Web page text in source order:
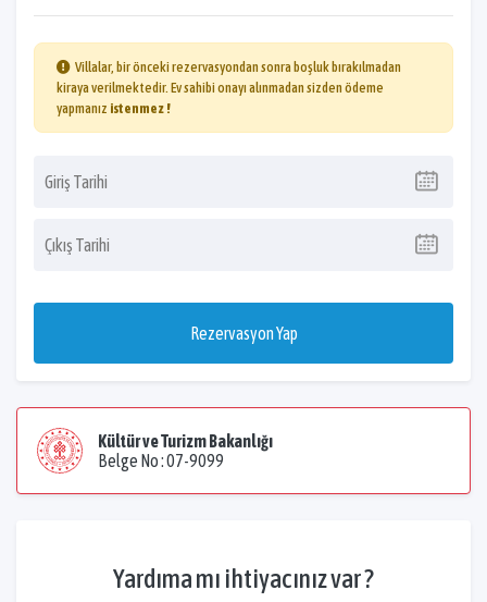
Villalar, bir önceki rezervasyondan sonra boşluk bırakılmadan
kiraya verilmektedir. Ev sahibi onayı alınmadan sizden ödeme
yapmanız istenmez !
Rezervasyon Yap
Kültür ve Turizm Bakanlığı
Belge No : 07-9099
Yardıma mı ihtiyacınız var ?